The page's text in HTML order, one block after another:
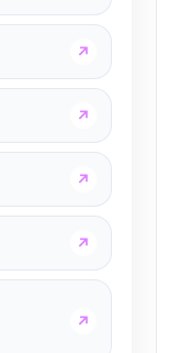
↗
↗
↗
↗
↗